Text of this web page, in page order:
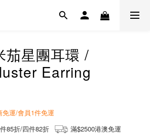
茄星團耳環 /
Earring
運/會員1件免運
85折/四件82折
滿$2500港澳免運